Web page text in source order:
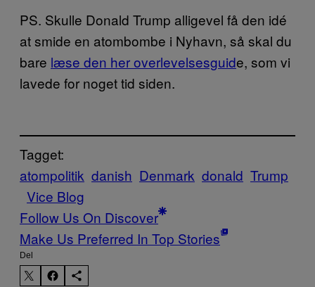
PS. Skulle Donald Trump alligevel få den idé
at smide en atombombe i Nyhavn, så skal du
bare læse den her overlevelsesguide, som vi
lavede for noget tid siden.
Tagget:
atompolitik danish Denmark donald Trump
Vice Blog
Follow Us On Discover
Make Us Preferred In Top Stories
Del